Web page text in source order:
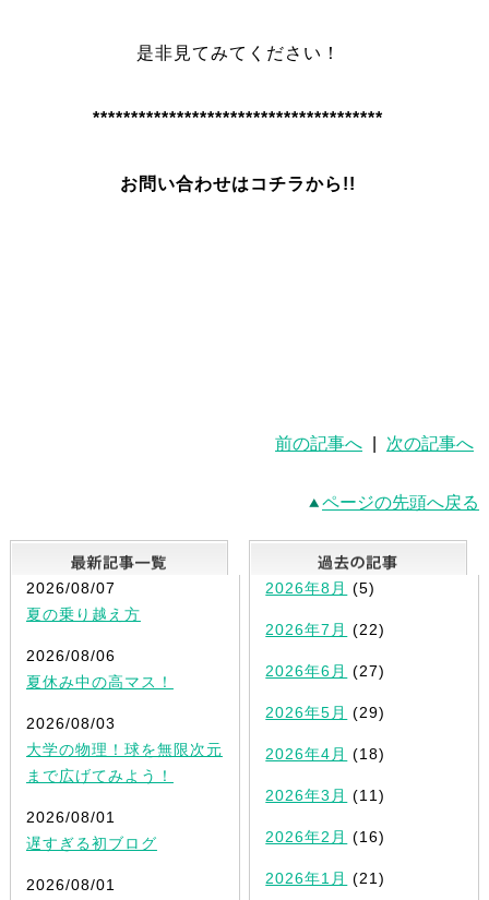
是非見てみてください！
**************************************
お問い合わせはコチラから!!
前の記事へ 次の記事へ
ページの先頭へ戻る
最新記事一覧
2026/08/07
夏の乗り越え方
2026/08/06
夏休み中の高マス！
2026/08/03
大学の物理！球を無限次元
まで広げてみよう！
2026/08/01
遅すぎる初ブログ
2026/08/01
2026年8月 (5)
2026年7月 (22)
2026年6月 (27)
2026年5月 (29)
2026年4月 (18)
2026年3月 (11)
2026年2月 (16)
2026年1月 (21)